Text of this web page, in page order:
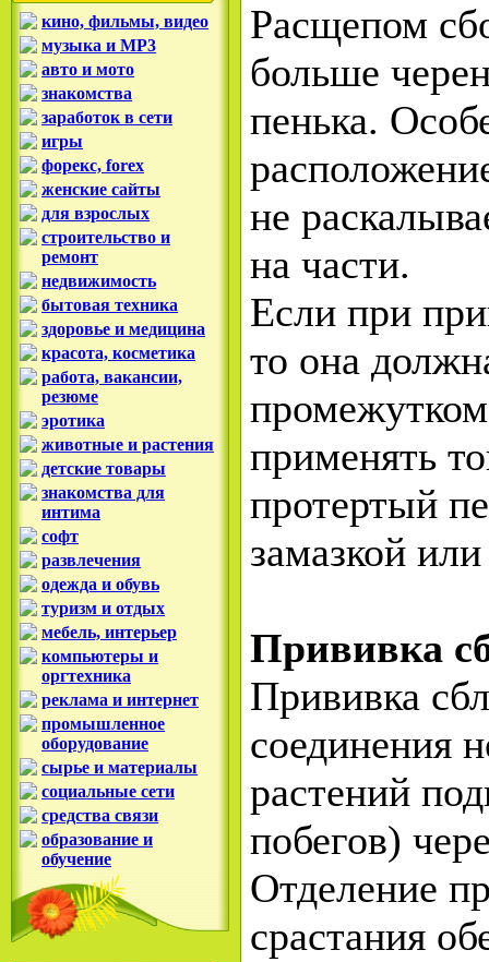
кино, фильмы, видео
музыка и MP3
авто и мото
знакомства
заработок в сети
игры
форекс, forex
женские сайты
для взрослых
строительство и
ремонт
недвижимость
бытовая техника
здоровье и медицина
красота, косметика
работа, вакансии,
резюме
эротика
животные и растения
детские товары
знакомства для
интима
софт
развлечения
одежда и обувь
туризм и отдых
мебель, интерьер
компьютеры и
оргтехника
реклама и интернет
промышленное
оборудование
сырье и материалы
социальные сети
средства связи
образование и
обучение
Расщепом
больше
пенька.
не
на части.
Если при
то она
применять
протертый
замазкой
Прививка
Прививка
соединения
растений
побегов)
Отделение
срастания